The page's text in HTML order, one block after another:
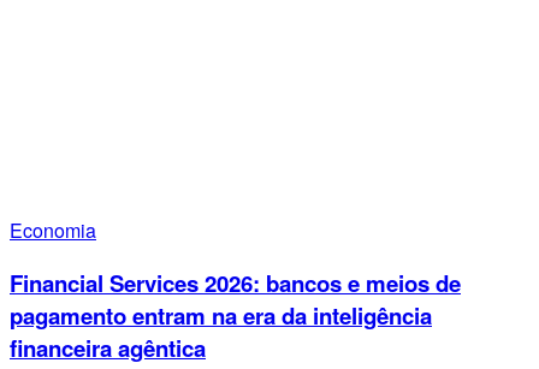
Economia
Financial Services 2026: bancos e meios de
pagamento entram na era da inteligência
financeira agêntica